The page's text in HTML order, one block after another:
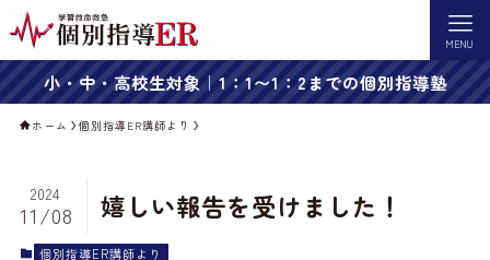
MENU
小・中・高校生対象｜1：1〜1：2までの個別指導塾
ホーム 個別指導ER講師より
嬉しい報告を受けました！
2024
11/08
個別指導ER講師より